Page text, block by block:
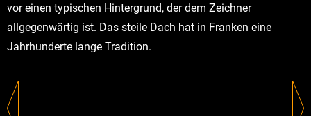
vor einen typischen Hintergrund, der dem Zeichner
allgegenwärtig ist. Das steile Dach hat in Franken eine
Jahrhunderte lange Tradition.